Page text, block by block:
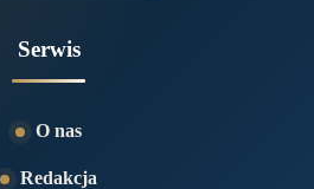
Serwis
O nas
Redakcja